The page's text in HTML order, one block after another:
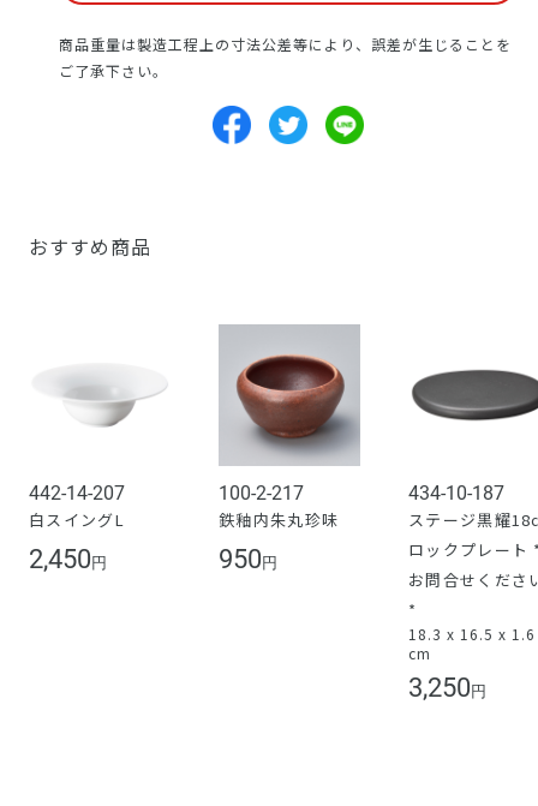
商品重量は製造工程上の寸法公差等により、誤差が生じることを
ご了承下さい。
おすすめ商品
442-14-207
白スイングL
2,450 円
100-2-217
鉄釉内朱丸珍味
950 円
434-10-187
ステージ黒耀18
ロックプレート
お問合せくださ
*
18.3 x 16.5 x 1.6
cm
3,250 円